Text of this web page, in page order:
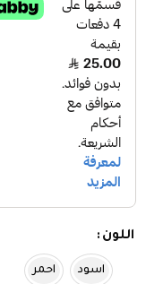
اللون
اسود احمر